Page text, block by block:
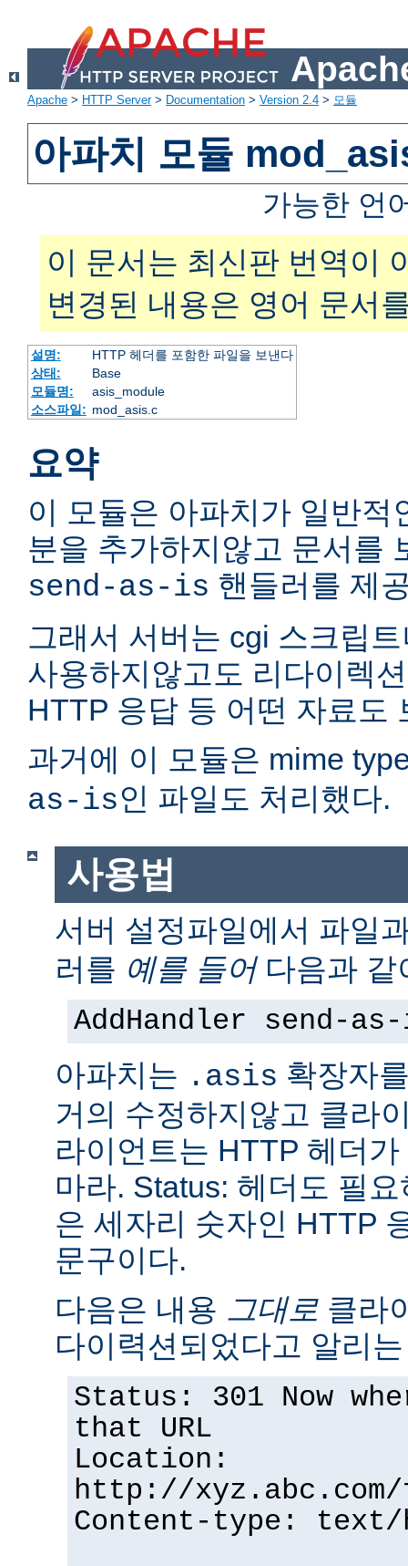
Apache > HTTP Server> Documentation > Version 2.4 > 모듈
아파치 모듈
가능한 언
이 문서는 최신판 번역이
변경된 내용은 영어 문서
설명:
HTTP 헤더를 포함한 파일을 보낸다
상태:
Base
모듈명:
asis_module
소스파일: mod_asis.c
요약
이 모듈은 아파치가 일반적
분을 추가하지않고 문서를
send-as-is 핸들러를 제
그래서 서버는 cgi 스크립
사용하지않고도 리다이렉
HTTP 응답 등 어떤 자료도
과거에 이 모듈은 mime
as-is인 파일도 처리했다.
사용법
서버 설정파일에서 파일
러를 예를 들어다음과 같
AddHandler send-
아파치는 .asis 확장자
거의 수정하지않고 클라
라이언트는 HTTP 헤더
마라. Status: 헤더도 필
은 세자리 숫자인 HTTP
문구이다.
다음은 내용 그대로 클라
다이력션되었다고 알리
Status: 301 Now
that URL
Location:
http://
Content-type: text/